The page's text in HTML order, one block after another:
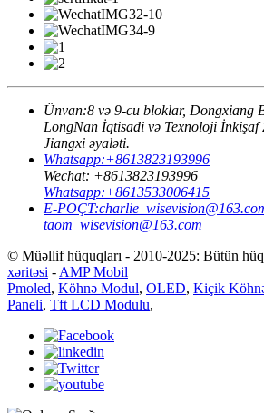
Ünvan:8 və 9-cu bloklar, Dongxiang
LongNan İqtisadi və Texnoloji İnkişaf
Jiangxi əyaləti.
Whatsapp:+8613823193996
Wechat: +8613823193996
Whatsapp:+8613533006415
E-POÇT:
taom_wisevision@163.com
© Müəllif hüquqları - 2010-2025: Bütün
xəritəsi - AMP Mobil
Pmoled, Köhnə Modul, OLED, Kiçik
Paneli, Tft LCD Modulu,